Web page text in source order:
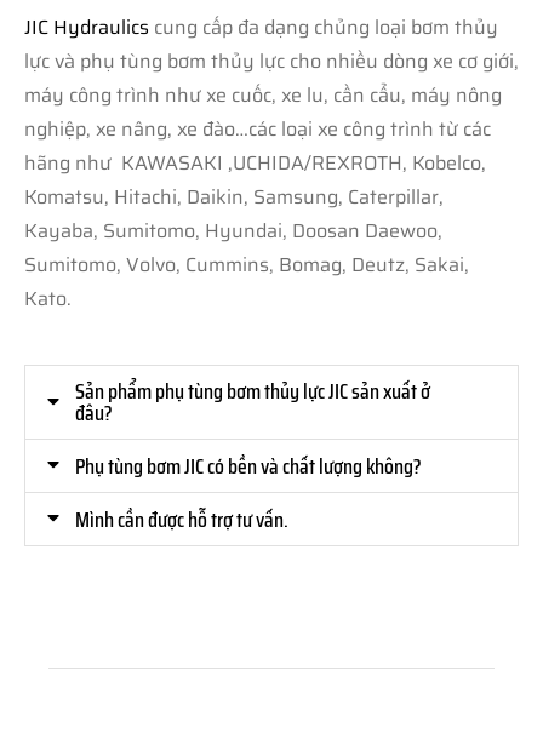
JIC Hydraulics cung cấp đa dạng chủng loại bơm thủy
lực và phụ tùng bơm thủy lực cho nhiều dòng xe cơ giới,
máy công trình như xe cuốc, xe lu, cần cẩu, máy nông
nghiệp, xe nâng, xe đào…các loại xe công trình từ các
hãng như KAWASAKI ,UCHIDA/REXROTH, Kobelco,
Komatsu, Hitachi, Daikin, Samsung, Caterpillar,
Kayaba, Sumitomo, Hyundai, Doosan Daewoo,
Sumitomo, Volvo, Cummins, Bomag, Deutz, Sakai,
Kato.
Sản phẩm phụ tùng bơm thủy lực JIC sản xuất ở
đâu?
Phụ tùng bơm JIC có bền và chất lượng không?
Mình cần được hỗ trợ tư vấn.